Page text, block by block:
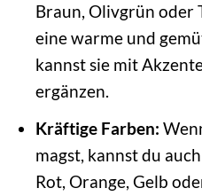
Braun, Olivgrün oder
eine warme und
kannst sie mit
ergänzen.
Kräftige Farben:
magst, kannst du
Rot, Orange, Gelb